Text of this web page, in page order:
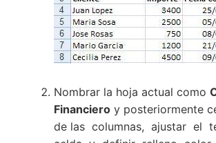
Nombrar la hoja actual como
Financiero y posteriormente
de las columnas, ajustar el